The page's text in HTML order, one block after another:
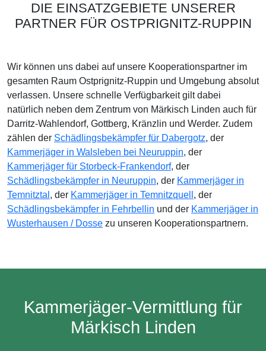
DIE EINSATZGEBIETE UNSERER
PARTNER FÜR OSTPRIGNITZ-RUPPIN
Wir können uns dabei auf unsere Kooperationspartner im
gesamten Raum Ostprignitz-Ruppin und Umgebung absolut
verlassen. Unsere schnelle Verfügbarkeit gilt dabei
natürlich neben dem Zentrum von Märkisch Linden auch für
Darritz-Wahlendorf, Gottberg, Kränzlin und Werder. Zudem
zählen der Schädlingsbekämpfer für Dabergotz, der
Kammerjäger in Walsleben bei Neuruppin, der
Kammerjäger für Storbeck-Frankendorf, der
Schädlingsbekämpfer in Neuruppin, der Kammerjäger in
Temnitztal , der Kammerjäger in Temnitzquell , der
Schädlingsbekämpfer in Fehrbellin und der Kammerjäger in
Wusterhausen / Dosse zu unseren Kooperationspartnern.
Kammerjäger-Vermittlung für
Märkisch Linden